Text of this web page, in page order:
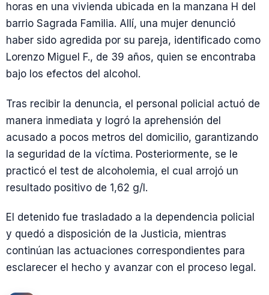
horas en una vivienda ubicada en la manzana H del
barrio Sagrada Familia. Allí, una mujer denunció
haber sido agredida por su pareja, identificado como
Lorenzo Miguel F., de 39 años, quien se encontraba
bajo los efectos del alcohol.
Tras recibir la denuncia, el personal policial actuó de
manera inmediata y logró la aprehensión del
acusado a pocos metros del domicilio, garantizando
la seguridad de la víctima. Posteriormente, se le
practicó el test de alcoholemia, el cual arrojó un
resultado positivo de 1,62 g/l.
El detenido fue trasladado a la dependencia policial
y quedó a disposición de la Justicia, mientras
continúan las actuaciones correspondientes para
esclarecer el hecho y avanzar con el proceso legal.